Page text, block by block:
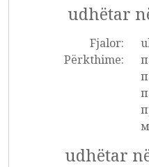
udhëtar
Fjalor:
Përkthime:
udhëtar